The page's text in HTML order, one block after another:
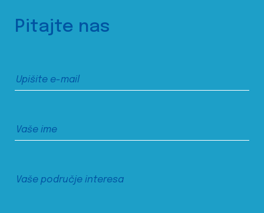
Pitajte nas